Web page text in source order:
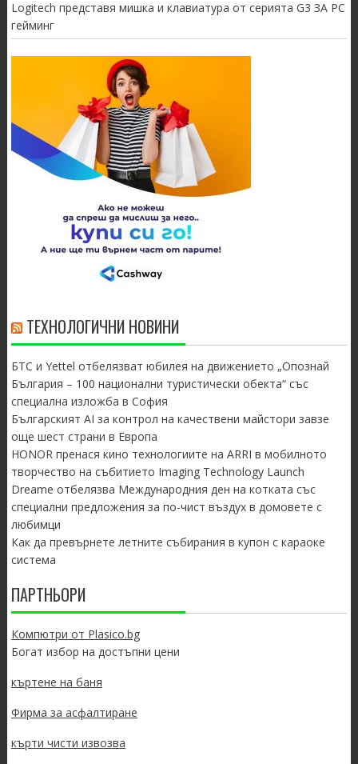
Logitech представя мишка и клавиатура от серията G3 ЗА PC
гейминг
ТЕХНОЛОГИЧНИ НОВИНИ
БТС и Yettel отбелязват юбилея на движението „Опознай
България – 100 национални туристически обекта“ със
специална изложба в София
Българският AI за контрол на качествени майстори завзе
още шест страни в Европа
HONOR пренася кино технологиите на ARRI в мобилното
творчество на събитието Imaging Technology Launch
Dreame отбелязва Международния ден на котката със
специални предложения за по-чист въздух в домовете с
любимци
Как да превърнете летните събирания в купон с караоке
система
ПАРТНЬОРИ
Компютри от Plasico.bg
Богат избор на достъпни цени
къртене на баня
Фирма за асфалтиране
кърти чисти извозва